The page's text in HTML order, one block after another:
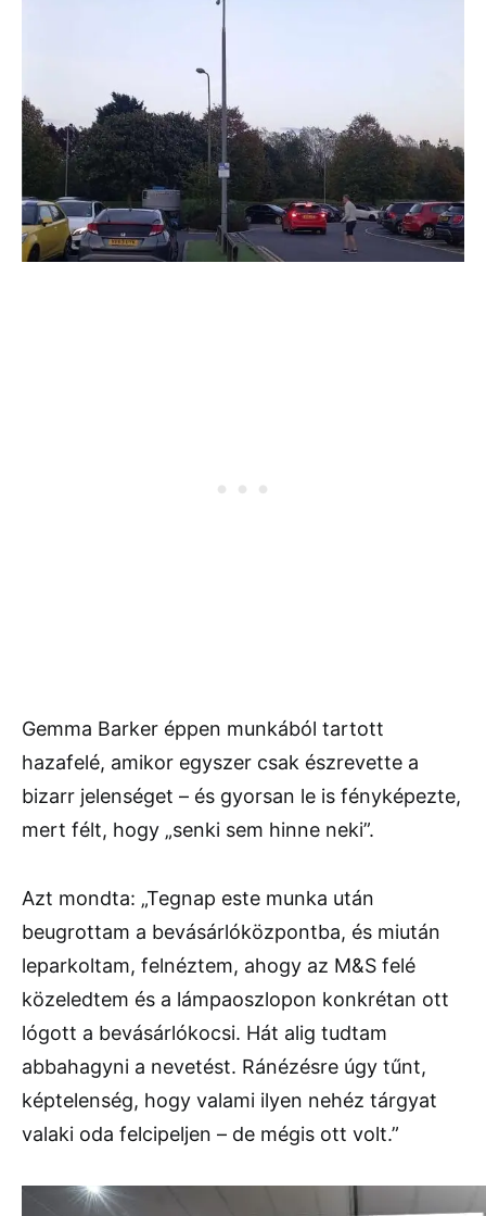
Gemma Barker éppen munkából tartott
hazafelé, amikor egyszer csak észrevette a
bizarr jelenséget – és gyorsan le is fényképezte,
mert félt, hogy „senki sem hinne neki”.
Azt mondta: „Tegnap este munka után
beugrottam a bevásárlóközpontba, és miután
leparkoltam, felnéztem, ahogy az M&S felé
közeledtem és a lámpaoszlopon konkrétan ott
lógott a bevásárlókocsi. Hát alig tudtam
abbahagyni a nevetést. Ránézésre úgy tűnt,
képtelenség, hogy valami ilyen nehéz tárgyat
valaki oda felcipeljen – de mégis ott volt.”